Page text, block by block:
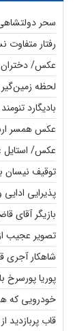
سحر
رفتار متفاوت
عکس/ دختران
لحظه
بادیگارد
عکس همسر
عکس/ استایل
توقیف نیسان با راننده
پذیرایی
بازیگر آقای
تصویر عجیب
شاهکار آجری
پوریا
خودرویی که
قاب پربازدید از تولد ۲۲ سالگی سارا و